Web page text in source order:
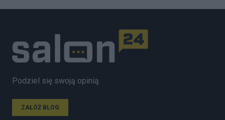
Podziel się swoją opinią
ZAŁÓŻ BLOG